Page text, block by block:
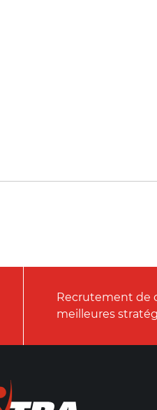
Recrutement de
meilleures